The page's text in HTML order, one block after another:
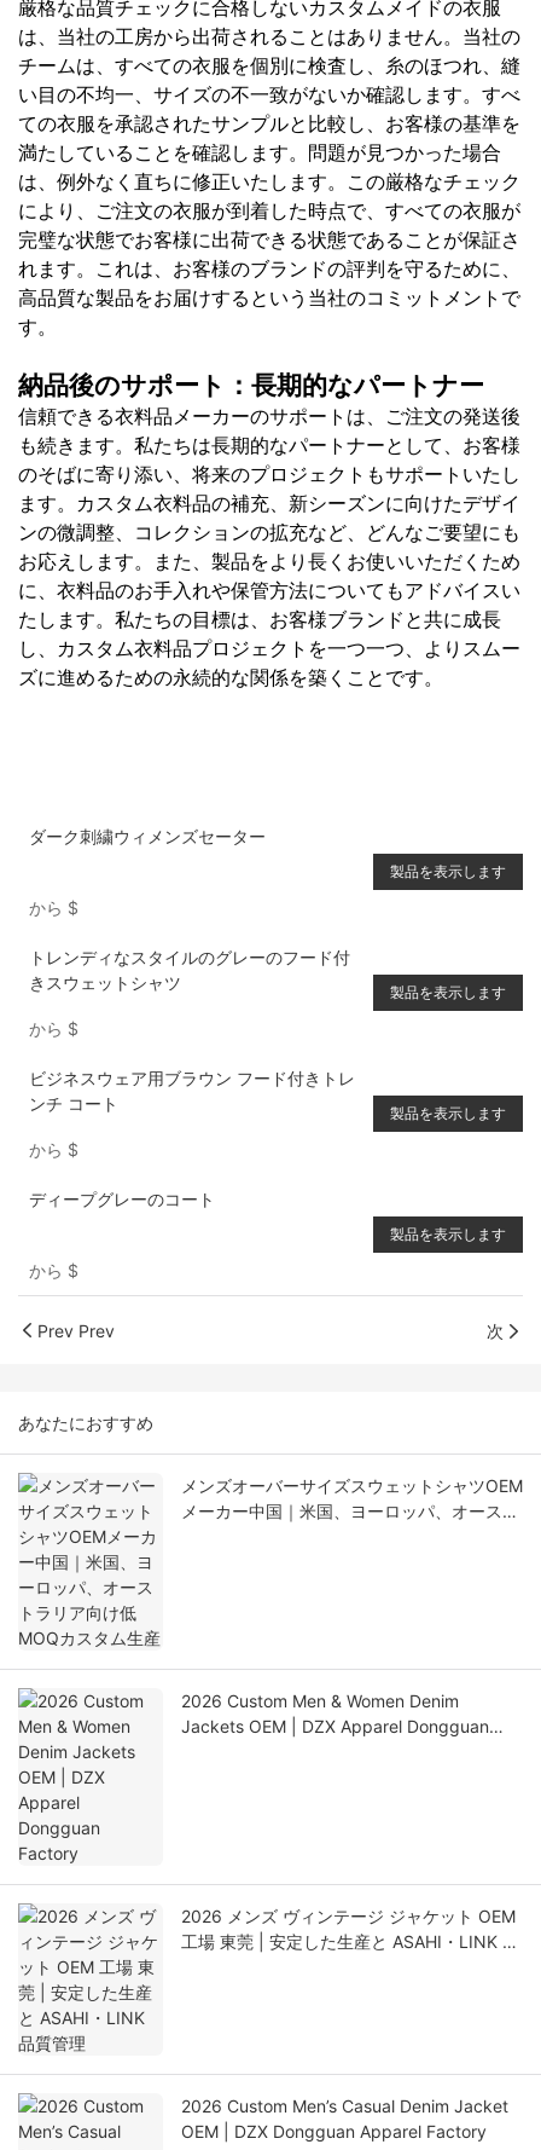
厳格な品質チェックに合格しないカスタムメイドの衣服
は、当社の工房から出荷されることはありません。当社の
チームは、すべての衣服を個別に検査し、糸のほつれ、縫
い目の不均一、サイズの不一致がないか確認します。すべ
ての衣服を承認されたサンプルと比較し、お客様の基準を
満たしていることを確認します。問題が見つかった場合
は、例外なく直ちに修正いたします。この厳格なチェック
により、ご注文の衣服が到着した時点で、すべての衣服が
完璧な状態でお客様に出荷できる状態であることが保証さ
れます。これは、お客様のブランドの評判を守るために、
高品質な製品をお届けするという当社のコミットメントで
す。
納品後のサポート：長期的なパートナー
信頼できる衣料品メーカーのサポートは、ご注文の発送後
も続きます。私たちは長期的なパートナーとして、お客様
のそばに寄り添い、将来のプロジェクトもサポートいたし
ます。カスタム衣料品の補充、新シーズンに向けたデザイ
ンの微調整、コレクションの拡充など、どんなご要望にも
お応えします。また、製品をより長くお使いいただくため
に、衣料品のお手入れや保管方法についてもアドバイスい
たします。私たちの目標は、お客様ブランドと共に成長
し、カスタム衣料品プロジェクトを一つ一つ、よりスムー
ズに進めるための永続的な関係を築くことです。
ダーク刺繍ウィメンズセーター
から $
製品を表示します
トレンディなスタイルのグレーのフード付
きスウェットシャツ
から $
製品を表示します
ビジネスウェア用ブラウン フード付きトレ
ンチ コート
から $
製品を表示します
ディープグレーのコート
から $
製品を表示します
Prev Prev 次
あなたにおすすめ
メンズオーバーサイズスウェットシャツOEM
メーカー中国｜米国、ヨーロッパ、オースト
2026 Custom Men & Women Denim
Jackets OEM | DZX Apparel Dongguan
2026 メンズ ヴィンテージ ジャケット OEM
工場 東莞 | 安定した生産と ASAHI・LINK 品
2026 Custom Men’s Casual Denim Jacket
OEM | DZX Dongguan Apparel Factory